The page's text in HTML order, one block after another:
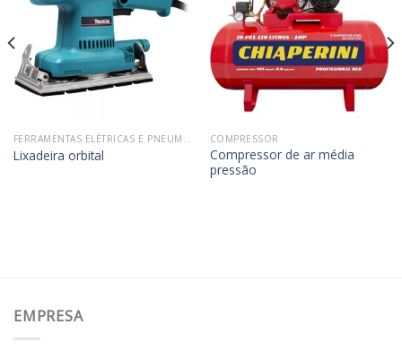
meus
FERRAMENTAS ELÉTRICAS E PNEUMÁTICAS
Lixadeira orbital
meus
desejos
COMPRESSOR
Compressor de ar média
pressão
EMPRESA